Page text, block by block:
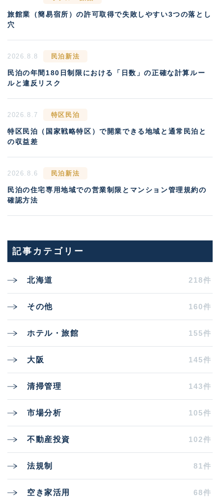
旅館業（簡易宿所）の許可取得で失敗しやすい3つの落とし
穴
2026.8.8 民泊新法
民泊の年間180日制限における「日数」の正確な計算ルー
ルと違反リスク
2026.8.7 特区民泊
特区民泊（国家戦略特区）で開業できる地域と通常民泊と
の収益差
2026.8.6 民泊新法
民泊の住宅専用地域での営業制限とマンション管理規約の
確認方法
記事カテゴリー
北海道 218件
その他 160件
ホテル・旅館 155件
大阪 145件
清掃管理 143件
市場分析 105件
不動産投資 102件
法規制 81件
空き家活用 68件